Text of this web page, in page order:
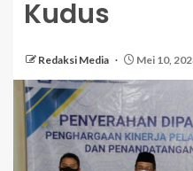
Kudus
Redaksi Media Mei 10,